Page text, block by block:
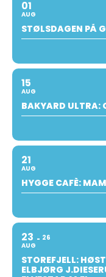
01
AUG
STØLSDAGEN PÅ
15
AUG
BAKYARD ULTRA:
21
AUG
HYGGE CAFÈ:
23
AUG
26
STOREFJELL:
ELBJØRG